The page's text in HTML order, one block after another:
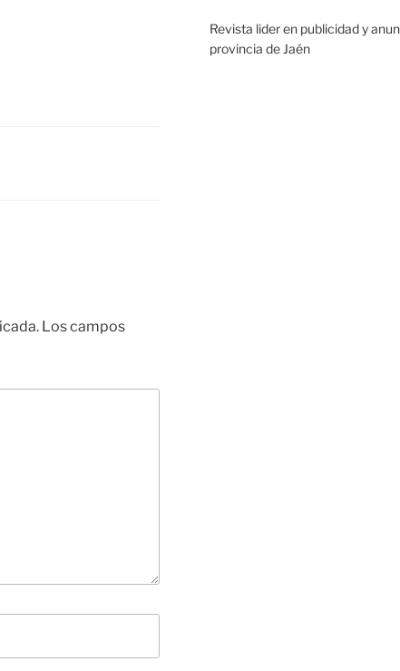
Los campos
Revista lider en publicidad y
provincia de Jaén